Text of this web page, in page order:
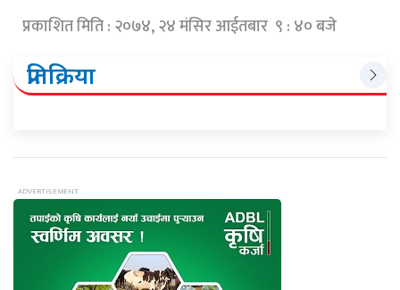
प्रकाशित मिति : २०७४, २४ मंसिर आईतबार ९ : ४० बजे
प्रतिक्रिया